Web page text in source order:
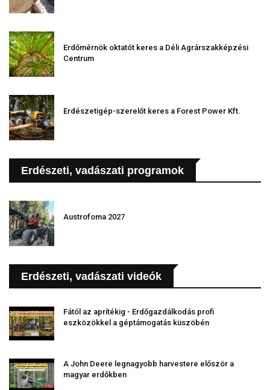
Erdőmérnök oktatót keres a Déli Agrárszakképzési
Centrum
Erdészetigép-szerelőt keres a Forest Power Kft.
Erdészeti, vadászati programok
Austrofoma 2027
Erdészeti, vadászati videók
Fától az aprítékig - Erdőgazdálkodás profi
eszközökkel a géptámogatás küszöbén
A John Deere legnagyobb harvestere először a
magyar erdőkben